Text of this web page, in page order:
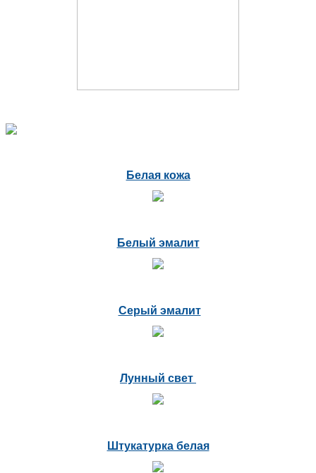
Белая кожа
Белый эмалит
Серый эмалит
Лунный свет
Штукатурка белая